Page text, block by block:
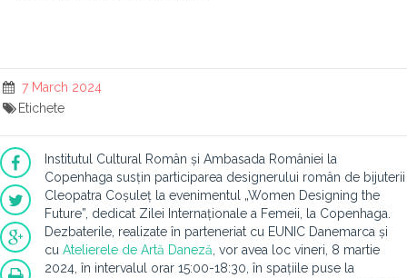
7 March 2024
Etichete
Institutul Cultural Român și Ambasada României la
Copenhaga susțin participarea designerului român de bijuterii
Cleopatra Coșuleț la evenimentul „Women Designing the
Future”, dedicat Zilei Internaționale a Femeii, la Copenhaga.
Dezbaterile, realizate în parteneriat cu EUNIC Danemarca și
cu Atelierele de Artă Daneză , vor avea loc vineri, 8 martie
2024, în intervalul orar 15:00-18:30, în spațiile puse la